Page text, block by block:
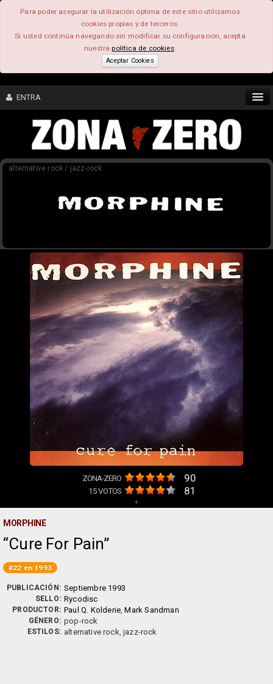
Para poder asegurar la utilización óptima de este sitio utilizamos
cookies propias y de terceros.
Si usted continúa navegando sin modificar su configuración, acepta
nuestrapolítica de cookies.
Aceptar Cookies
ENTRA
CONTENIDO
COMUNIDAD
FEEEDBACK
alternative rock / jazz-rock
ZONA-ZERO 90
15VOTOS 81
+
MORPHINE
Cure For Pain
#22 en 1993
PUBLICACIÓN: Septiembre 1993
SELLO: Rycodisc
PRODUCTOR: Paul Q. Kolderie,Mark Sandman
GÉNERO: pop-rock
ESTILOS: alternative rock, jazz-rock